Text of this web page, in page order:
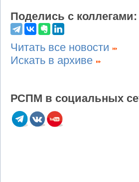
Поделись с коллегами:
Читать все новости
Искать в архиве
РСПМ в социальных